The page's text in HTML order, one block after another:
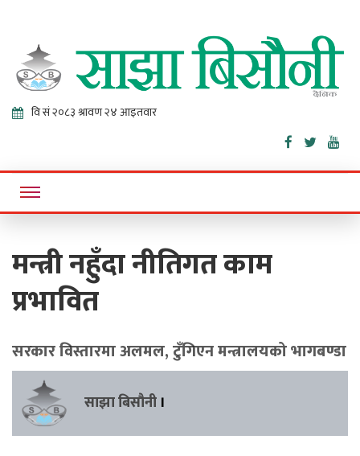
Sajha
Bisaunee
Online News Portal
मन्त्री नहुँदा नीतिगत काम
प्रभावित
सरकार विस्तारमा अलमल, टुँगिएन मन्त्रालयको भागबण्डा
साझा बिसौनी ।